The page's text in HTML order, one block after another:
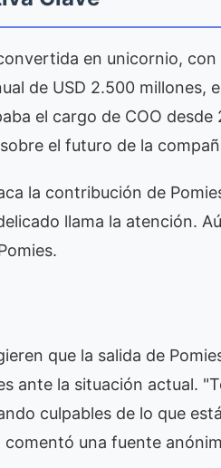
en unicornio,
de USD 2.500 millones,
el cargo de COO desde
el futuro de la
la contribución de
llama la atención.
que la salida de
ante la situación actual.
culpables de lo que
una fuente